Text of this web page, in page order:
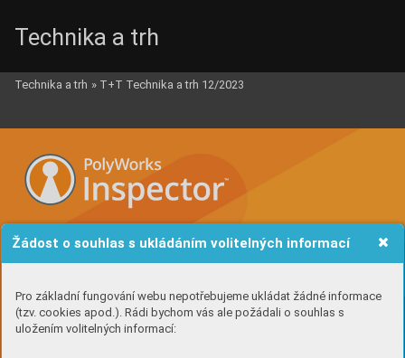
Žádost o souhlas s ukládáním volitelných informací
Pro základní fungování webu nepotřebujeme ukládat žádné informace
(tzv. cookies apod.). Rádi bychom vás ale požádali o souhlas s
uložením volitelných informací:
JEDEN SOFTWARE PRO
Technika a trh
Technika a trh » T+T Technika a trh 12/2023